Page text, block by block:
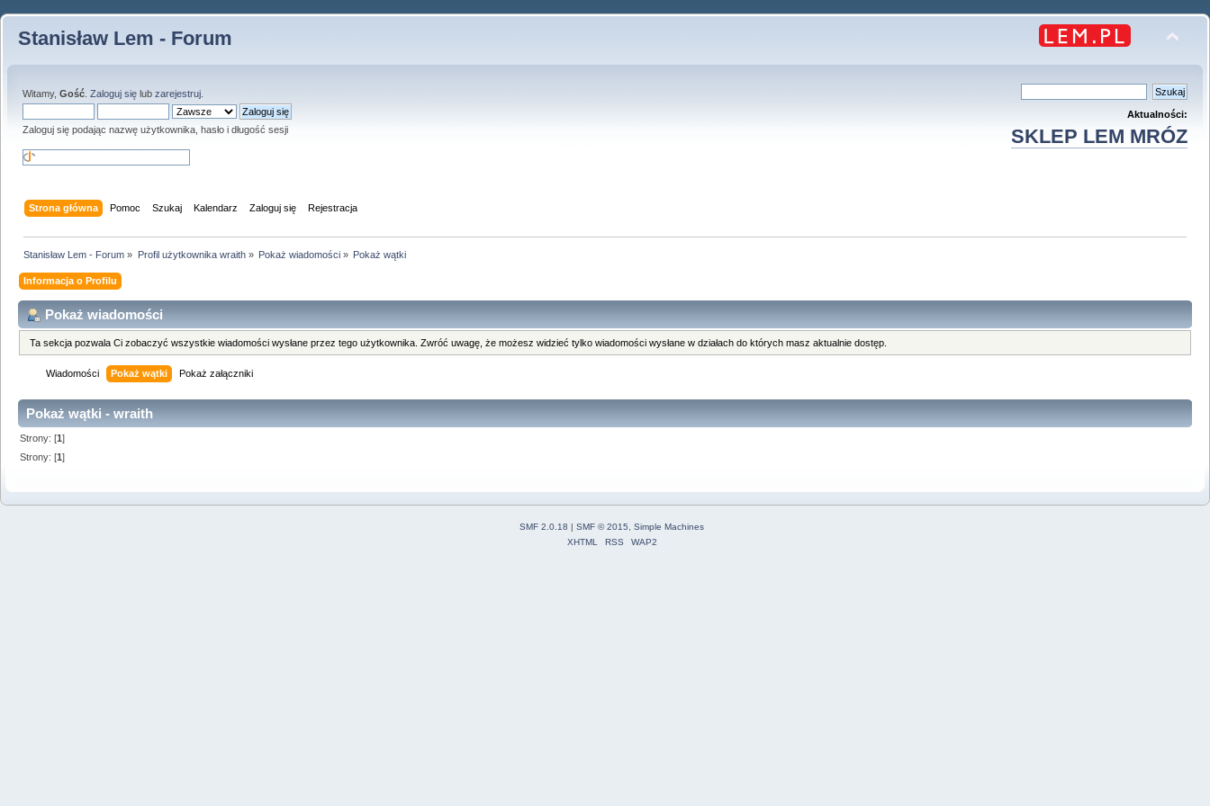
Stanisław Lem - Forum
Witamy, Gość Zaloguj się lub zarejestruj
Zaloguj się podając nazwę użytkownika, hasło i długość sesji
Aktualności:
SKLEP LEM MRÓZ
Strona główna Pomoc Szukaj Kalendarz Zaloguj się Rejestracja
Stanisław Lem - Forum » Profil użytkownika wraith» Pokaż wiadomości» Pokaż wątki
Informacja o Profilu
Pokaż wiadomości
Ta sekcja pozwala Ci zobaczyć wszystkie wiadomości wysłane przez tego użytkownika. Zwróć uwagę, że możesz widzieć tylko wiadomości wysłane w działach do których masz aktualnie dostęp.
Wiadomości Pokaż wątki Pokaż załączniki
Pokaż wątki - wraith
Strony: [1]
Strony: [1]
SMF 2.0.18 SMF © 2015, Simple Machines
XHTML
RSS WAP2